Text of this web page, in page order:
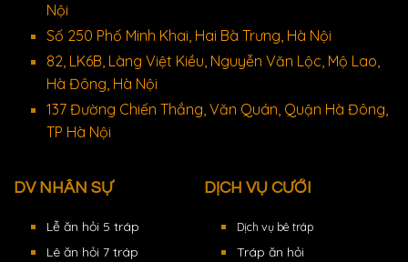
Nội
Số 250 Phố Minh Khai, Hai Bà Trưng, Hà Nội
82, LK6B, Làng Việt Kiều, Nguyễn Văn Lộc, Mộ Lao,
Hà Đông, Hà Nội
137 Đường Chiến Thắng, Văn Quán, Quận Hà Đông,
TP Hà Nội
DV NHÂN SỰ
Lễ ăn hỏi 5 tráp
Lê ăn hỏi 7 tráp
DỊCH VỤ CƯỚI
Dịch vụ bê tráp
Tráp ăn hỏi